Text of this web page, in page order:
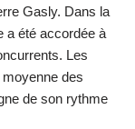
Gasly. Dans la
a été accordée à
Les
des
de son rythme